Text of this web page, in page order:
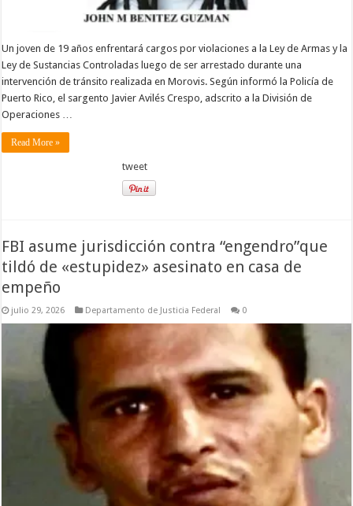
Un joven de 19 años enfrentará cargos por violaciones a la Ley de Armas y la
Ley de Sustancias Controladas luego de ser arrestado durante una
intervención de tránsito realizada en Morovis. Según informó la Policía de
Puerto Rico, el sargento Javier Avilés Crespo, adscrito a la División de
Operaciones …
Read More »
tweet
FBI asume jurisdicción contra “engendro”que
tildó de «estupidez» asesinato en casa de
empeño
julio 29, 2026 Departamento de Justicia Federal 0